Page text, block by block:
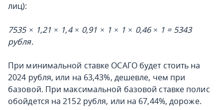
лиц):
7535 × 1,21 × 1,4 × 0,91 × 1 × 1 × 0,46 × 1 = 5343
рубля.
При минимальной ставке ОСАГО будет стоить на
2024 рубля, или на 63,43%, дешевле, чем при
базовой. При максимальной базовой ставке полис
обойдется на 2152 рубля, или на 67,44%, дороже.